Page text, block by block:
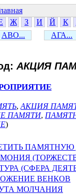
Ж З И Й К
АВО... АГА...
АКЦИЯ
, АКЦИЯ
ПАМЯТИ,
)
ПАМЯТНУЮ
(СФЕРА
ВЕНКОВ
МОЛЧАНИЯ